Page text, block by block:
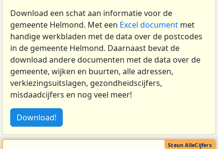
Download een schat aan informatie voor de
gemeente Helmond. Met een Excel document met
handige werkbladen met de data over de postcodes
in de gemeente Helmond. Daarnaast bevat de
download andere documenten met de data over de
gemeente, wijken en buurten, alle adressen,
verkiezingsuitslagen, gezondheidscijfers,
misdaadcijfers en nog veel meer!
Download!